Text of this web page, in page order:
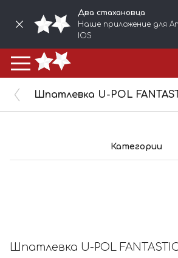
Два стахановца
Наше приложение для
IOS
Категории
Шпатлевка U-POL FANTASTIC